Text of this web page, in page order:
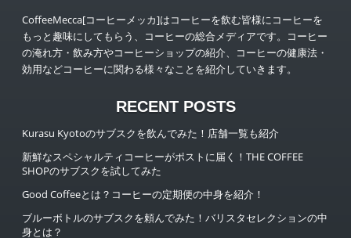
CoffeeMecca[コーヒーメッカ]はコーヒーを飲む皆様にコーヒーを
もっと趣味にしてもらう、コーヒーの総合メディアです。コーヒー
の淹れ方・飲み方やコーヒーショップの紹介、コーヒーの健康法・
効用などコーヒーに関わる様々なことを紹介していきます。
RECENT POSTS
Kurasu Kyotoのサブスクを飲んでみた！店舗一覧も紹介
新鮮なスペシャルティコーヒーがポストに届く！THE COFFEE
SHOPのサブスクを試してみた
Good Coffeeとは？コーヒーの定期便の中身を紹介！
ブルーボトルのサブスクを頼んでみた！バリスタセレクションの中
身とは？